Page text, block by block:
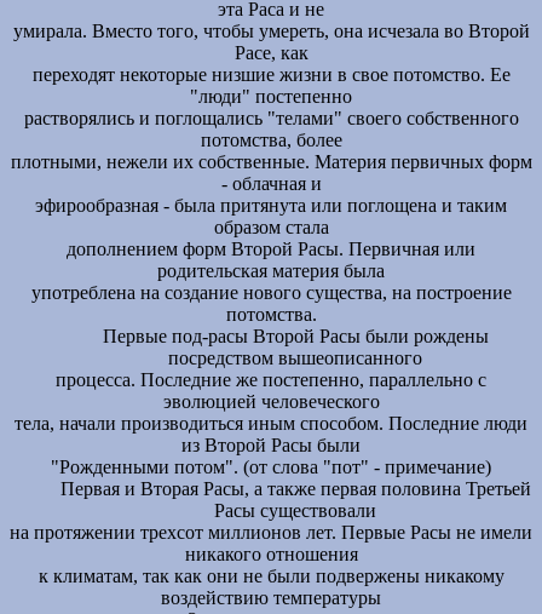
эта Раса и не
умирала. Вместо того, чтобы умереть, она исчезала во Второй
Расе, как
переходят некоторые низшие жизни в свое потомство. Ее
"люди" постепенно
растворялись и поглощались "телами" своего собственного
потомства, более
плотными, нежели их собственные. Материя первичных форм
- облачная и
эфирообразная - была притянута или поглощена и таким
образом стала
дополнением форм Второй Расы. Первичная или
родительская материя была
употреблена на создание нового существа, на построение
потомства.
Первые под-расы Второй Расы были рождены
посредством вышеописанного
процесса. Последние же постепенно, параллельно с
эволюцией человеческого
тела, начали производиться иным способом. Последние люди
из Второй Расы были
"Рожденными потом". (от слова "пот" - примечание)
Первая и Вторая Расы, а также первая половина Третьей
Расы существовали
на протяжении трехсот миллионов лет. Первые Расы не имели
никакого отношения
к климатам, так как они не были подвержены никакому
воздействию температуры